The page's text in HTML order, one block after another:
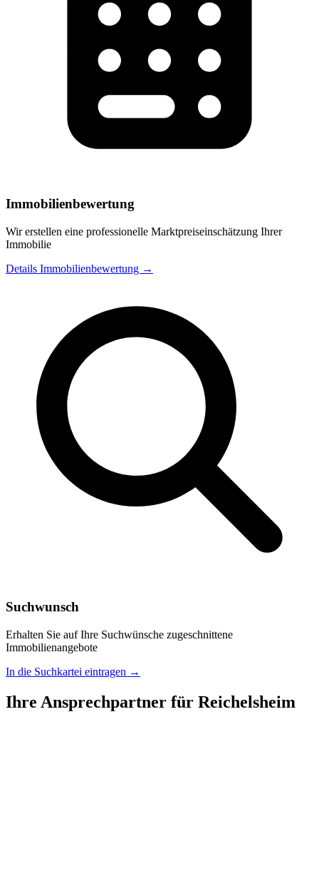
Immobilienbewertung
Wir erstellen eine professionelle Marktpreiseinschätzung Ihrer
Immobilie
Details Immobilienbewertung →
Suchwunsch
Erhalten Sie auf Ihre Suchwünsche zugeschnittene
Immobilienangebote
In die Suchkartei eintragen →
Ihre Ansprechpartner für Reichelsheim